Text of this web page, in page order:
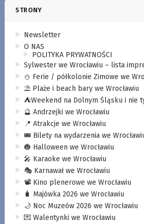
STRONY
Newsletter
O NAS
POLITYKA PRYWATNOŚCI
Sylwester we Wrocławiu – lista
⛄️ Ferie / półkolonie Zimowe we
⛱️ Plaże i beach bary we Wrocławiu
⛺️Weekend na Dolnym Śląsku i nie
🔮 Andrzejki we Wrocławiu
📍 Atrakcje we Wrocławiu
🎟️ Bilety na wydarzenia we
🎃 Halloween we Wrocławiu
🎤 Karaoke we Wrocławiu
🎭 Karnawał we Wrocławiu
📽️ Kino plenerowe we Wrocławiu
🧳 Majówka 2026 we Wrocławiu
🌙 Noc Muzeów 2026 we Wrocławiu
💌 Walentynki we Wrocławiu